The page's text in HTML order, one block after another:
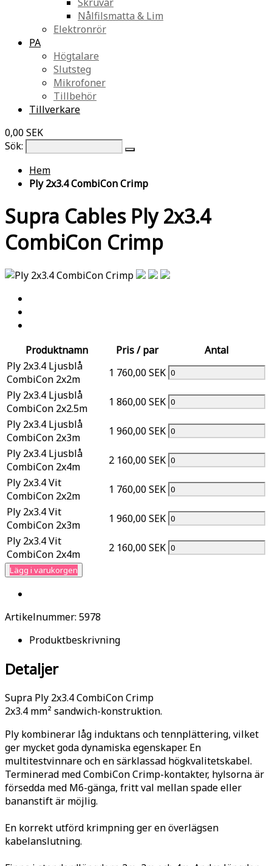
Nålfilsmatta & Lim
Elektronrör
PA
Högtalare
Slutsteg
Mikrofoner
Tillbehör
Tillverkare
0,00 SEK
Sök:
Hem
Ply 2x3.4 CombiCon Crimp
Supra Cables Ply 2x3.4
CombiCon Crimp
Produktnamn Pris / par
Antal
Ply 2x3.4 Ljusblå
CombiCon 2x2m
1 760,00 SEK
Ply 2x3.4 Ljusblå
CombiCon 2x2.5m
1 860,00 SEK
Ply 2x3.4 Ljusblå
CombiCon 2x3m
1 960,00 SEK
Ply 2x3.4 Ljusblå
CombiCon 2x4m
2 160,00 SEK
Ply 2x3.4 Vit
CombiCon 2x2m
1 760,00 SEK
Ply 2x3.4 Vit
CombiCon 2x3m
1 960,00 SEK
Ply 2x3.4 Vit
CombiCon 2x4m
2 160,00 SEK
Lägg i varukorgen
Artikelnummer: 5978
Produktbeskrivning
Detaljer
Supra Ply 2x3.4 CombiCon Crimp
2x3.4 mm² sandwich-konstruktion.
Ply kombinerar låg induktans och tennplättering, vilket
ger mycket goda dynamiska egenskaper. En
multitestvinnare och en särklassad högkvalitetskabel.
Terminerad med CombiCon Crimp-kontakter, hylsorna är
försedda med M6-gänga, fritt val mellan spade eller
bananstift är möjlig.
En korrekt utförd krimpning ger en överlägsen
kabelanslutning.